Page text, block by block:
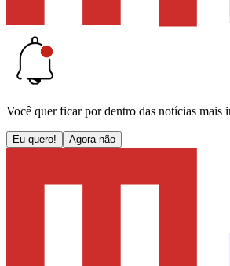
Você quer ficar por dentro das notícias mais
Eu quero! Agora não